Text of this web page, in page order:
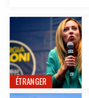
ÉTRANGER